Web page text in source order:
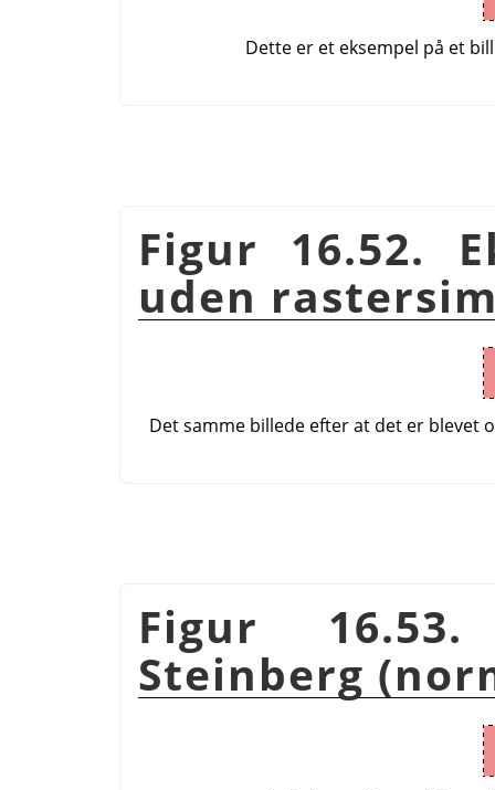
Dette er et eksempel på et
Figur 16.52.
uden
Det samme billede efter at det er blevet
Figur 16.53.
Steinberg